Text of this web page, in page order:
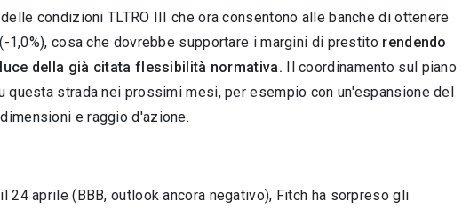
condizioni TLTRO III che ora consentono alle banche di ottenere
cosa che dovrebbe supportare i margini di prestito rendendo
della già citata flessibilità normativa. Il coordinamento sul piano
questa strada nei prossimi mesi, per esempio con un'espansione del
e raggio d'azione.
aprile (BBB, outlook ancora negativo), Fitch ha sorpreso gli